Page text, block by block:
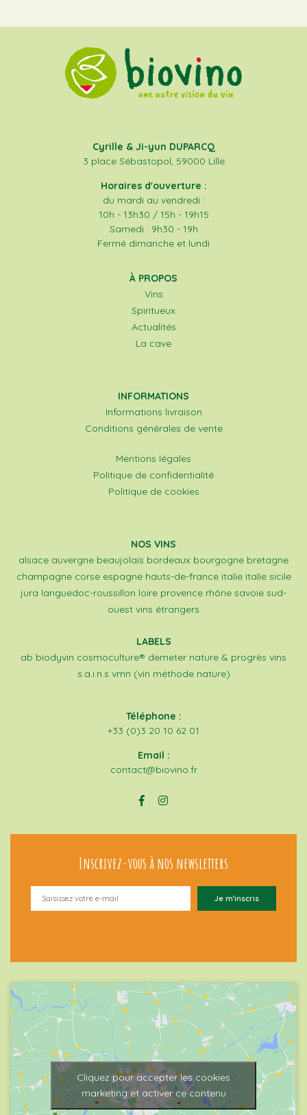
Cyrille & Ji-yun DUPARCQ
3 place Sébastopol, 59000 Lille
Horaires d'ouverture :
du mardi au vendredi :
10h - 13h30 / 15h - 19h15
Samedi : 9h30 - 19h
Fermé dimanche et lundi
À PROPOS
Vins
Spiritueux
Actualités
La cave
INFORMATIONS
Informations livraison
Conditions générales de vente
Mentions légales
Politique de confidentialité
Politique de cookies
NOS VINS
alsace auvergne beaujolais bordeaux bourgogne bretagne
champagne corse espagne hauts-de-france italie italie sicile
jura languedoc-roussillon loire provence rhône savoie sud-
ouest vins étrangers
LABELS
ab biodyvin cosmoculture® demeter nature & progrès vins
s.a.i.n.s vmn (vin méthode nature)
Téléphone :
+33 (0)3 20 10 62 01
Email :
contact@biovino.fr
Inscrivez-vous à nos newsletters
Cliquez pour accepter les cookies
marketing et activer ce contenu